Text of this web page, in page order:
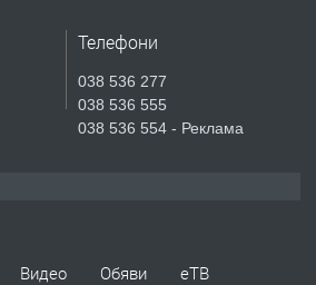
СГЛОБЯВАНЕ НА МЕБЕЛИ.
№4119 Едностаен обзаведен
Телефони
038 536 277
038 536 555
038 536 554 - Реклама
Видео Обяви
еТВ